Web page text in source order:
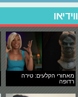
ווידיאו
מאחורי הקלעים: טירה
רדופה